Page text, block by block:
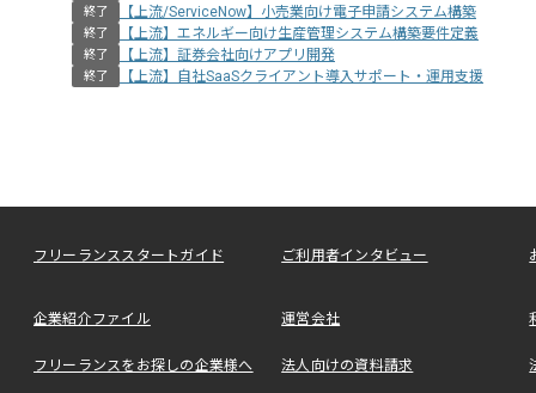
終了 【上流/ServiceNow】小売業向け電子申請システム構築
終了 【上流】エネルギー向け生産管理システム構築要件定義
終了 【上流】証券会社向けアプリ開発
終了 【上流】自社SaaSクライアント導入サポート・運用支援
フリーランススタートガイド ご利用者インタビュー
企業紹介ファイル 運営会社
フリーランスをお探しの企業様へ 法人向けの資料請求